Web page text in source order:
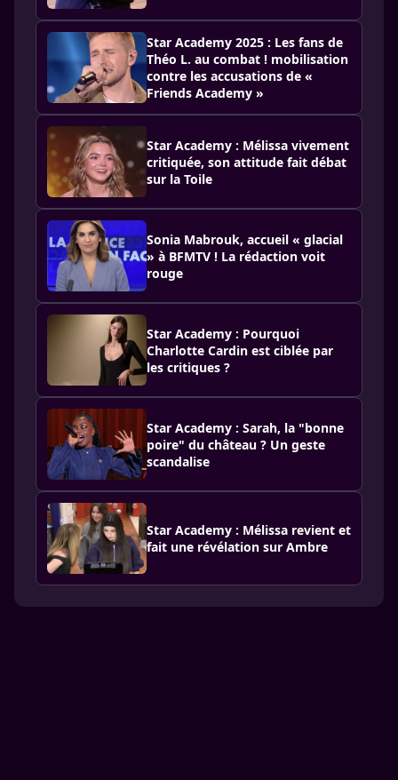
Star Academy 2025 : Les fans de
Théo L. au combat ! mobilisation
contre les accusations de «
Friends Academy »
Star Academy : Mélissa vivement
critiquée, son attitude fait débat
sur la Toile
Sonia Mabrouk, accueil « glacial
» à BFMTV ! La rédaction voit
rouge
Star Academy : Pourquoi
Charlotte Cardin est ciblée par
les critiques ?
Star Academy : Sarah, la "bonne
poire" du château ? Un geste
scandalise
Star Academy : Mélissa revient et
fait une révélation sur Ambre